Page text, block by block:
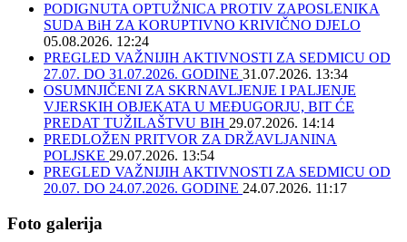
PODIGNUTA OPTUŽNICA PROTIV ZAPOSLENIKA
SUDA BiH ZA KORUPTIVNO KRIVIČNO DJELO
05.08.2026. 12:24
PREGLED VAŽNIJIH AKTIVNOSTI ZA SEDMICU OD
27.07. DO 31.07.2026. GODINE 31.07.2026. 13:34
OSUMNJIČENI ZA SKRNAVLJENJE I PALJENJE
VJERSKIH OBJEKATA U MEĐUGORJU, BIT ĆE
PREDAT TUŽILAŠTVU BIH 29.07.2026. 14:14
PREDLOŽEN PRITVOR ZA DRŽAVLJANINA
POLJSKE 29.07.2026. 13:54
PREGLED VAŽNIJIH AKTIVNOSTI ZA SEDMICU OD
20.07. DO 24.07.2026. GODINE 24.07.2026. 11:17
Foto galerija